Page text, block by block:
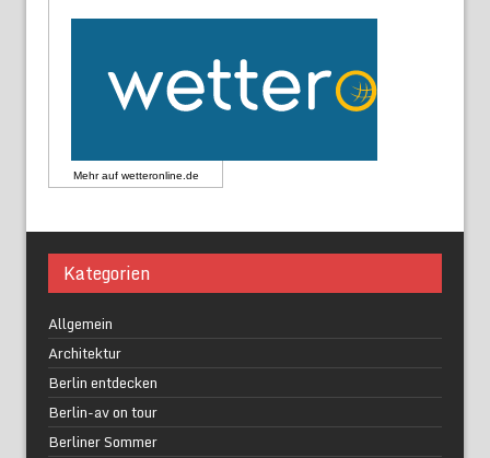
Mehr auf wetteronline.de
Kategorien
Allgemein
Architektur
Berlin entdecken
Berlin-av on tour
Berliner Sommer